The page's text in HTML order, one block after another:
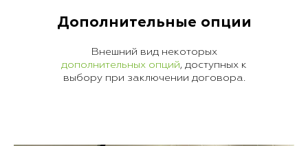
Дополнительные опции
Внешний вид некоторых
дополнительных опций, доступных к
выбору при заключении договора.